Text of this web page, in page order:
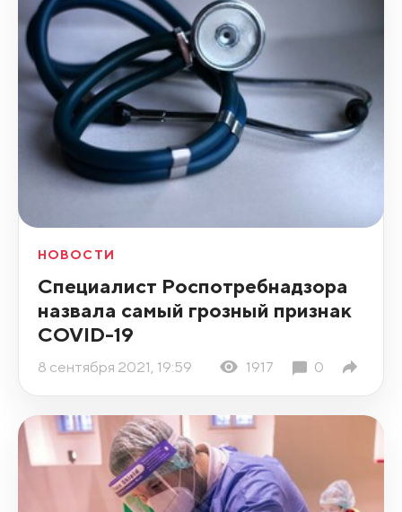
НОВОСТИ
Специалист Роспотребнадзора
назвала самый грозный признак
COVID-19
8 сентября 2021, 19:59 1917 0